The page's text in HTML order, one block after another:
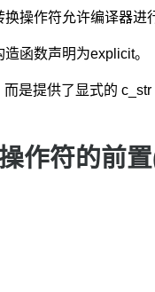
操作符允许编译器进
函数声明为explicit。
是提供了显式的
作符的前